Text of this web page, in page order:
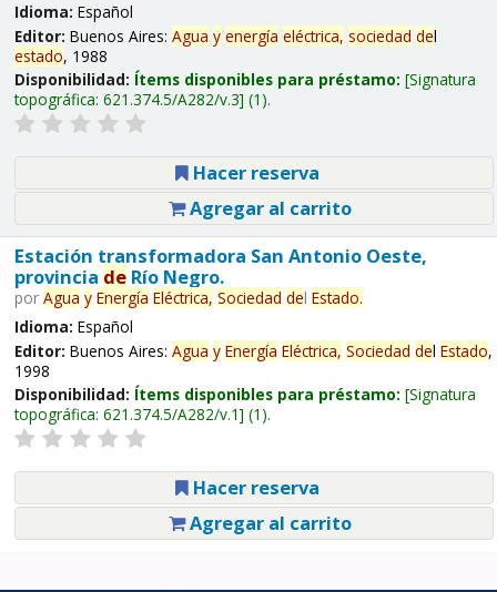
Idioma: Español
Editor: Buenos Aires: Agua y energía eléctrica, sociedad del
estado, 1988
Disponibilidad: Ítems disponibles para préstamo: Signatura
topográfica: 621.374.5/A282/v.3 (1).
Hacer reserva
Agregar al carrito
Estación transformadora San Antonio Oeste,
provincia deRío Negro.
por Agua y Energía Eléctrica, Sociedad del Estado.
Idioma: Español
Editor: Buenos Aires: Agua y Energía Eléctrica, Sociedad del Estado,
1998
Disponibilidad: Ítems disponibles para préstamo: Signatura
topográfica: 621.374.5/A282/v.1 (1).
Hacer reserva
Agregar al carrito